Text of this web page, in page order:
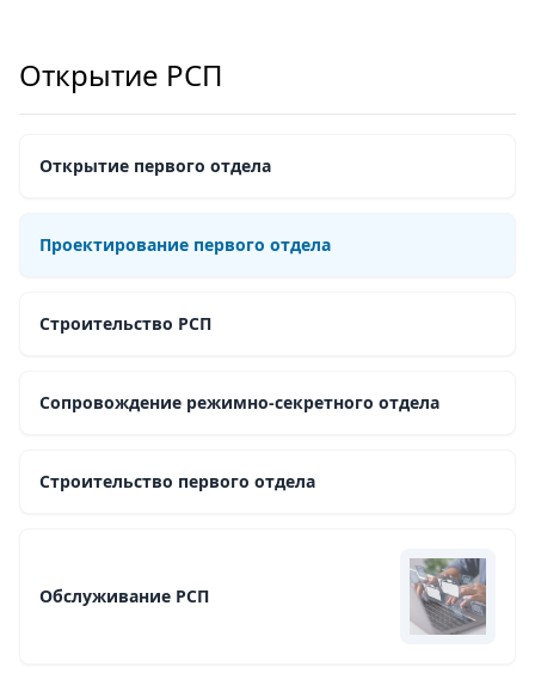
Открытие РСП
Открытие первого отдела
Проектирование первого отдела
Строительство РСП
Сопровождение режимно-секретного отдела
Строительство первого отдела
Обслуживание РСП